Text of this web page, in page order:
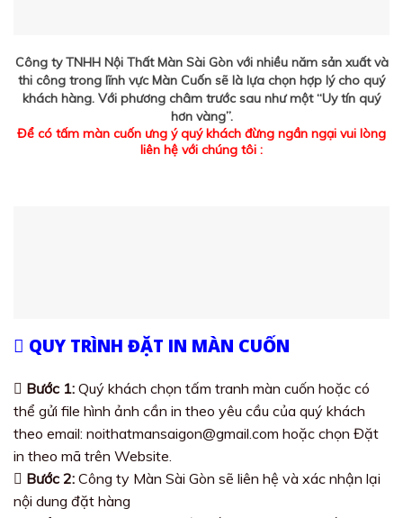
Công ty TNHH Nội Thất Màn Sài Gòn với nhiều năm sản xuất và
thi công trong lĩnh vực Màn Cuốn sẽ là lựa chọn hợp lý cho quý
khách hàng. Với phương châm trước sau như một “Uy tín quý
hơn vàng”.
Để có tấm màn cuốn ưng ý quý khách đừng ngần ngại vui lòng
liên hệ với chúng tôi :
QUY TRÌNH ĐẶT IN MÀN CUỐN
Bước 1: Quý khách chọn tấm tranh màn cuốn hoặc có
thể gửi file hình ảnh cần in theo yêu cầu của quý khách
theo email: noithatmansaigon@gmail.com hoặc chọn Đặt
in theo mã trên Website.
Bước 2: Công ty Màn Sài Gòn sẽ liên hệ và xác nhận lại
nội dung đặt hàng